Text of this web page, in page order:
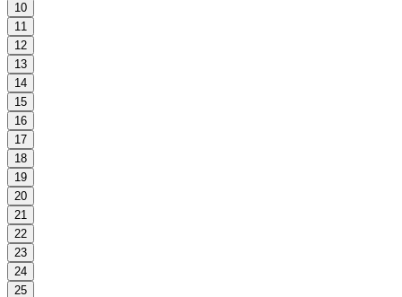
10
11
12
13
14
15
16
17
18
19
20
21
22
23
24
25